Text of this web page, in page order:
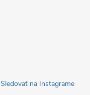
Sledovať na Instagrame